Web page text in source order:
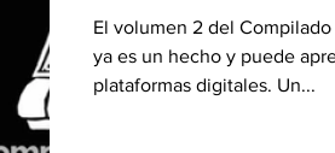
El volumen 2 del Compilado de varios artistas DUB & BUD
ya es un hecho y puede
plataformas digitales. Un...